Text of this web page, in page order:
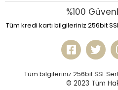
%100
Tüm kredi kartı bilgileriniz 256bit
Tüm bilgileriniz 256bit SSL
© 2023 Tüm